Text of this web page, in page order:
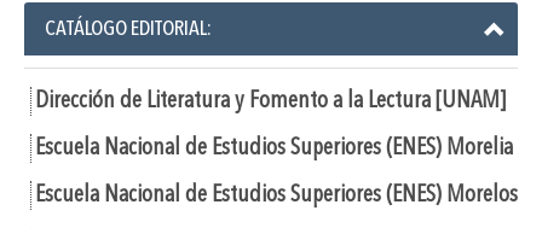
CATÁLOGO EDITORIAL:
Dirección de Literatura y Fomento a la Lectura [UNAM]
Escuela Nacional de Estudios Superiores (ENES) Morelia
Escuela Nacional de Estudios Superiores (ENES) Morelos